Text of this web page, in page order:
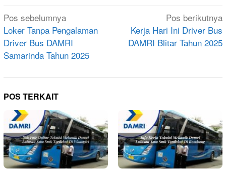
Navigasi
pos
Pos sebelumnya
Loker Tanpa Pengalaman
Driver Bus DAMRI
Samarinda Tahun 2025
Pos berikutnya
Kerja Hari Ini Driver Bus
DAMRI Blitar Tahun 2025
POS TERKAIT